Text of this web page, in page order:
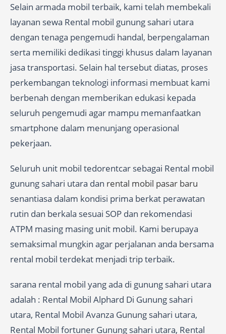
Selain armada mobil terbaik, kami telah membekali
layanan sewa Rental mobil gunung sahari utara
dengan tenaga pengemudi handal, berpengalaman
serta memiliki dedikasi tinggi khusus dalam layanan
jasa transportasi. Selain hal tersebut diatas, proses
perkembangan teknologi informasi membuat kami
berbenah dengan memberikan edukasi kepada
seluruh pengemudi agar mampu memanfaatkan
smartphone dalam menunjang operasional
pekerjaan.
Seluruh unit mobil tedorentcar sebagai Rental mobil
gunung sahari utara dan rental mobil pasar baru
senantiasa dalam kondisi prima berkat perawatan
rutin dan berkala sesuai SOP dan rekomendasi
ATPM masing masing unit mobil. Kami berupaya
semaksimal mungkin agar perjalanan anda bersama
rental mobil terdekat menjadi trip terbaik.
sarana rental mobil yang ada di gunung sahari utara
adalah : Rental Mobil Alphard Di Gunung sahari
utara, Rental Mobil Avanza Gunung sahari utara,
Rental Mobil fortuner Gunung sahari utara, Rental